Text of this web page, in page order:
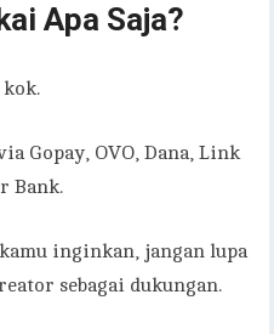
Apa Saja?
Gopay, OVO, Dana, Link
Bank.
inginkan, jangan lupa
sebagai dukungan.